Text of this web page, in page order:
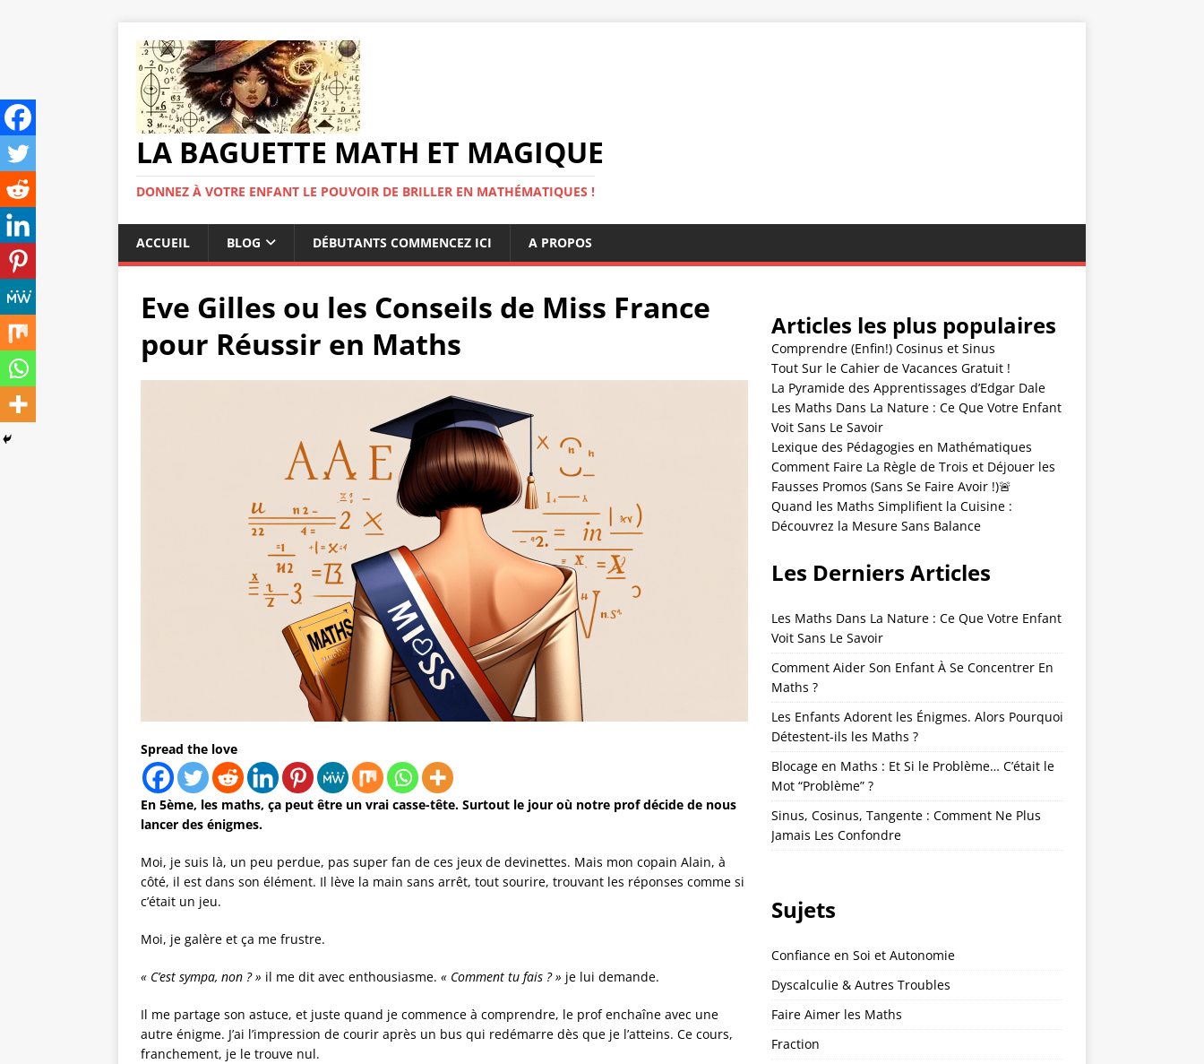
LA BAGUETTE MATH ET MAGIQUE
DONNEZ À VOTRE ENFANT LE POUVOIR DE BRILLER EN MATHÉMATIQUES !
ACCUEIL BLOG DÉBUTANTS COMMENCEZ ICI A PROPOS
Eve Gilles ou les Conseils de Miss France
pour Réussir en Maths
Spread the love
En 5ème, les maths, ça peut être un vrai casse-tête. Surtout le jour où notre prof décide de nous
lancer des énigmes.
Moi, je suis là, un peu perdue, pas super fan de ces jeux de devinettes. Mais mon copain Alain, à
côté, il est dans son élément. Il lève la main sans arrêt, tout sourire, trouvant les réponses comme si
c’était un jeu.
Moi, je galère et ça me frustre.
« C’est sympa, non ? » il me dit avec enthousiasme. « Comment tu fais ? » je lui demande.
Il me partage son astuce, et juste quand je commence à comprendre, le prof enchaîne avec une
autre énigme. J’ai l’impression de courir après un bus qui redémarre dès que je l’atteins. Ce cours,
franchement, je le trouve nul.
Articles les plus populaires
Comprendre (Enfin!) Cosinus et Sinus
Tout Sur le Cahier de Vacances Gratuit !
La Pyramide des Apprentissages d’Edgar Dale
Les Maths Dans La Nature : Ce Que Votre Enfant
Voit Sans Le Savoir
Lexique des Pédagogies en Mathématiques
Comment Faire La Règle de Trois et Déjouer les
Fausses Promos (Sans Se Faire Avoir !)🚨
Quand les Maths Simplifient la Cuisine :
Découvrez la Mesure Sans Balance
Les Derniers Articles
Les Maths Dans La Nature : Ce Que Votre Enfant
Voit Sans Le Savoir
Comment Aider Son Enfant À Se Concentrer En
Maths ?
Les Enfants Adorent les Énigmes. Alors Pourquoi
Détestent-ils les Maths ?
Blocage en Maths : Et Si le Problème… C’était le
Mot “Problème” ?
Sinus, Cosinus, Tangente : Comment Ne Plus
Jamais Les Confondre
Sujets
Confiance en Soi et Autonomie
Dyscalculie & Autres Troubles
Faire Aimer les Maths
Fraction